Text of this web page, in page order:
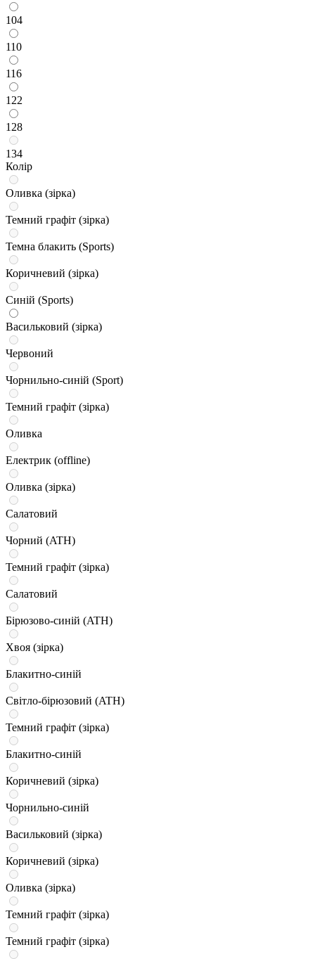
104
110
116
122
128
134
Колір
Оливка (зірка)
Темний графіт (зірка)
Темна блакить (Sports)
Коричневий (зірка)
Синій (Sports)
Васильковий (зірка)
Червоний
Чорнильно-синій (Sport)
Темний графіт (зірка)
Оливка
Електрик (offline)
Оливка (зірка)
Салатовий
Чорний (ATH)
Темний графіт (зірка)
Салатовий
Бірюзово-синій (ATH)
Хвоя (зірка)
Блакитно-синій
Світло-бірюзовий (ATH)
Темний графіт (зірка)
Блакитно-синій
Коричневий (зірка)
Чорнильно-синій
Васильковий (зірка)
Коричневий (зірка)
Оливка (зірка)
Темний графіт (зірка)
Темний графіт (зірка)